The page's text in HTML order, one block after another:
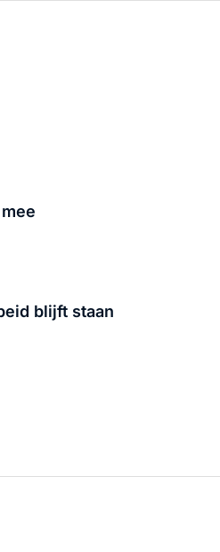
blijft staan